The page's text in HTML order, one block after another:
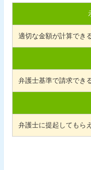
適切な金額が計算でき
弁護士基準で請求でき
弁護士に提起してもら